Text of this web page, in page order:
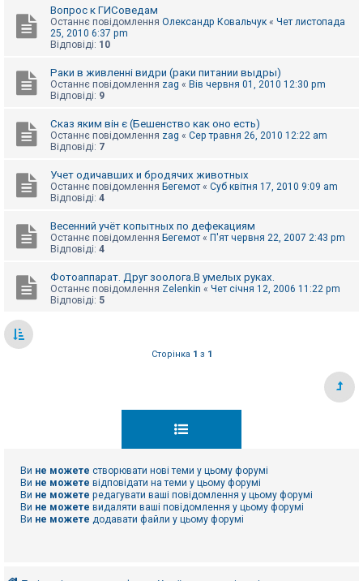
Вопрос к ГИСоведам
Останнє повідомлення Олександр Ковальчук « Чет листопада
25, 2010 6:37 pm
Відповіді: 10
Раки в живленні видри (раки питании выдры)
Останнє повідомлення zag « Вів червня 01, 2010 12:30 pm
Відповіді: 9
Сказ яким він є (Бешенство как оно есть)
Останнє повідомлення zag « Сер травня 26, 2010 12:22 am
Відповіді: 7
Учет одичавших и бродячих животных
Останнє повідомлення Бегемот « Суб квітня 17, 2010 9:09 am
Відповіді: 4
Весенний учёт копытных по дефекациям
Останнє повідомлення Бегемот « П'ят червня 22, 2007 2:43 pm
Відповіді: 4
Фотоаппарат. Друг зоолога.В умелых руках.
Останнє повідомлення Zelenkin « Чет січня 12, 2006 11:22 pm
Відповіді: 5
Сторінка 1 з 1
Ви не можете створювати нові теми у цьому форумі
Ви не можете відповідати на теми у цьому форумі
Ви не можете редагувати ваші повідомлення у цьому форумі
Ви не можете видаляти ваші повідомлення у цьому форумі
Ви не можете додавати файли у цьому форумі